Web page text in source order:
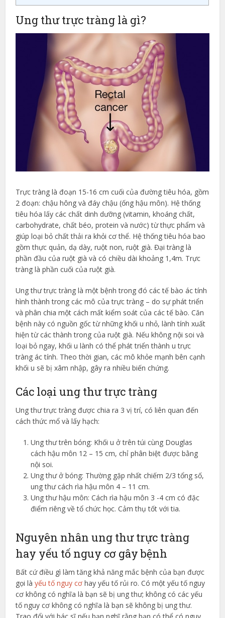
Ung thư trực tràng là gì?
Trực tràng là đoạn 15-16 cm cuối của đường tiêu hóa, gồm
2 đoạn: chậu hông và đáy chậu (ống hậu môn). Hệ thống
tiêu hóa lấy các chất dinh dưỡng (vitamin, khoáng chất,
carbohydrate, chất béo, protein và nước) từ thực phẩm và
giúp loại bỏ chất thải ra khỏi cơ thể. Hệ thống tiêu hóa bao
gồm thực quản, dạ dày, ruột non, ruột già. Đại tràng là
phần đầu của ruột già và có chiều dài khoảng 1,4m. Trực
tràng là phần cuối của ruột già.
Ung thư trực tràng là một bệnh trong đó các tế bào ác tính
hình thành trong các mô của trực tràng – do sự phát triển
và phân chia một cách mất kiểm soát của các tế bào. Căn
bệnh này có nguồn gốc từ những khối u nhỏ, lành tính xuất
hiện từ các thành trong của ruột già. Nếu không nội soi và
loại bỏ ngay, khối u lành có thể phát triển thành u trực
tràng ác tính. Theo thời gian, các mô khỏe mạnh bên cạnh
khối u sẽ bị xâm nhập, gây ra nhiều biến chứng.
Các loại ung thư trực tràng
Ung thư trực tràng được chia ra 3 vị trí, có liên quan đến
cách thức mổ và lấy hạch:
Ung thư trên bóng: Khối u ở trên túi cùng Douglas
cách hậu môn 12 – 15 cm, chỉ phân biệt được bằng
nội soi.
Ung thư ở bóng: Thường gặp nhất chiếm 2/3 tổng số,
ung thư cách rìa hậu môn 4 – 11 cm.
Ung thư hậu môn: Cách rìa hậu môn 3 -4 cm có đặc
điểm riêng về tổ chức học. Cảm thụ tốt với tia.
Nguyên nhân ung thư trực tràng
hay yếu tố nguy cơ gây bệnh
Bất cứ điều gì làm tăng khả năng mắc bệnh của bạn được
gọi làyếu tố nguy cơ hay yếu tố rủi ro. Có một yếu tố nguy
cơ không có nghĩa là bạn sẽ bị ung thư; không có các yếu
tố nguy cơ không có nghĩa là bạn sẽ không bị ung thư.